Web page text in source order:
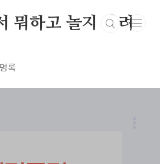
뭐하고 놀지 알려
록